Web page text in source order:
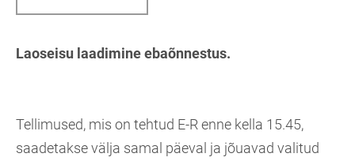
Laoseisu laadimine ebaõnnestus.
Tellimused, mis on tehtud E-R enne kella 15.45,
saadetakse välja samal päeval ja jõuavad valitud